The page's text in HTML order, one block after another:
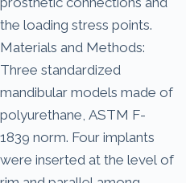
the loading stress points.
Materials and Methods:
Three standardized
mandibular models made of
polyurethane, ASTM F-
1839 norm. Four implants
were inserted at the level of